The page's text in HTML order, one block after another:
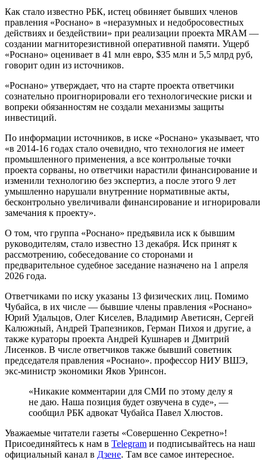
Как стало известно РБК, истец обвиняет бывших членов
правления «Роснано» в «неразумных и недобросовестных
действиях и бездействии» при реализации проекта MRAM —
создании магниторезистивной оперативной памяти. Ущерб
«Роснано» оценивает в 41 млн евро, $35 млн и 5,5 млрд руб,
говорит один из источников.
«Роснано» утверждает, что на старте проекта ответчики
сознательно проигнорировали его технологические риски и
вопреки обязанностям не создали механизмы защиты
инвестиций.
По информации источников, в иске «Роснано» указывает, что
«в 2014-16 годах стало очевидно, что технология не имеет
промышленного применения, а все контрольные точки
проекта сорваны, но ответчики нарастили финансирование и
изменили технологию без экспертиз, а после этого 9 лет
умышленно нарушали внутренние нормативные акты,
бесконтрольно увеличивали финансирование и игнорировали
замечания к проекту».
О том, что группа «Роснано» предъявила иск к бывшим
руководителям, стало известно 13 декабря. Иск принят к
рассмотрению, собеседование со сторонами и
предварительное судебное заседание назначено на 1 апреля
2026 года.
Ответчиками по иску указаны 13 физических лиц. Помимо
Чубайса, в их числе — бывшие члены правления «Роснано»
Юрий Удальцов, Олег Киселев, Владимир Аветисян, Сергей
Калюжный, Андрей Трапезников, Герман Пихоя и другие, а
также кураторы проекта Андрей Кушнарев и Дмитрий
Лисенков. В числе ответчиков также бывший советник
председателя правления «Роснано». профессор НИУ ВШЭ,
экс-министр экономики Яков Уринсон.
«Никакие комментарии для СМИ по этому делу я
не даю. Наша позиция будет озвучена в суде», —
сообщил РБК адвокат Чубайса Павел Хлюстов.
Уважаемые читатели газеты «Совершенно Секретно»!
Присоединяйтесь к нам в Telegram и подписывайтесь на наш
официальный канал в Дзене. Там все самое интересное.